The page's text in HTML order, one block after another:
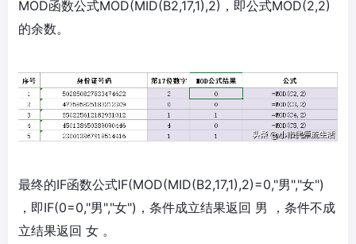
MOD函数公式MOD(MID(B2,17,1),2)，即公式MOD(2,2)
的余数。
最终的IF函数公式IF(MOD(MID(B2,17,1),2)=0,"男","女")
，即IF(0=0,"男","女")，条件成立结果返回 男 ，条件不成
立结果返回 女 。